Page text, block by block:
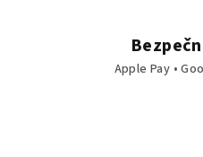
Apple Pay •